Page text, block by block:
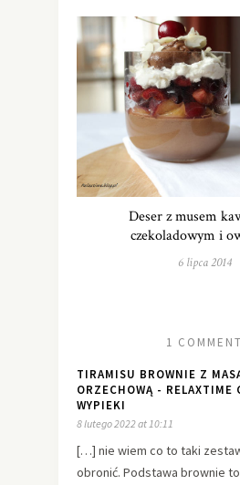
Deser z musem
czekoladowym i
6 lipca 2014
1 COMMENT
TIRAMISU BROWNIE Z
ORZECHOWĄ - RELAXTIME
WYPIEKI
8 lutego 2022 at 10:11
[…] nie wiem co to taki
obronić. Podstawa brownie